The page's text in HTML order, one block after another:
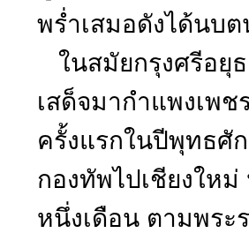
พร่ำเสมอดังได้นบต
ในสมัยกรุงศรีอยุ
เสด็จมากำแพงเพ
ครั้งแรกในปีพุทธศั
กองทัพไปเชียงให
หนึ่งเดือน ตามพระ